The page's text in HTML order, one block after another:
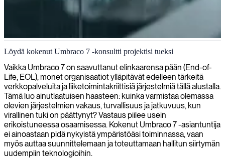
Umbraco 7 -kehitys
Tarjoamme Umbraco 7 -kehityksen asiantuntemusta luoden
vankkoja ja räätälöityjä sisällönhallintaratkaisuja, jotka vastaavat
täydellisesti liiketoimintanne vaatimuksia.
Löydä kokenut Umbraco 7 -konsultti projektisi tueksi
Vaikka Umbraco 7 on saavuttanut elinkaarensa pään (End-of-
Life, EOL), monet organisaatiot ylläpitävät edelleen tärkeitä
verkkopalveluita ja liiketoimintakriittisiä järjestelmiä tällä alustalla.
Tämä luo ainutlaatuisen haasteen: kuinka varmistaa olemassa
olevien järjestelmien vakaus, turvallisuus ja jatkuvuus, kun
virallinen tuki on päättynyt? Vastaus piilee usein
erikoistuneessa osaamisessa. Kokenut Umbraco 7 -asiantuntija
ei ainoastaan pidä nykyistä ympäristöäsi toiminnassa, vaan
myös auttaa suunnittelemaan ja toteuttamaan hallitun siirtymän
uudempiin teknologioihin.